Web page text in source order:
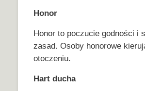
Honor
Honor to poczucie godności i
zasad. Osoby honorowe
otoczeniu.
Hart ducha